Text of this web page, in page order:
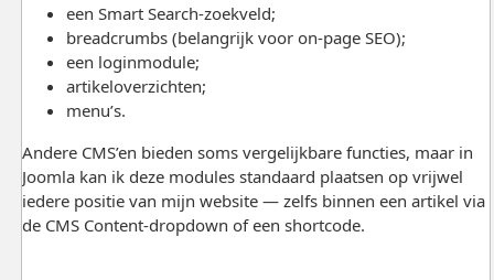
een Smart Search-zoekveld;
breadcrumbs (belangrijk voor on-page SEO);
een loginmodule;
artikeloverzichten;
menu’s.
Andere CMS’en bieden soms vergelijkbare functies, maar in
Joomla kan ik deze modules standaard plaatsen op vrijwel
iedere positie van mijn website — zelfs binnen een artikel via
de CMS Content-dropdown of een shortcode.